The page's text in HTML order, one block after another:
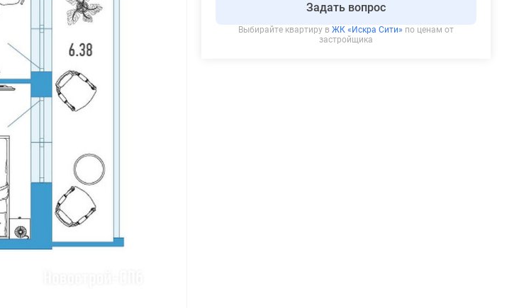
Задать вопрос
Выбирайте квартиру в ЖК «Искра Сити» по ценам от
застройщика